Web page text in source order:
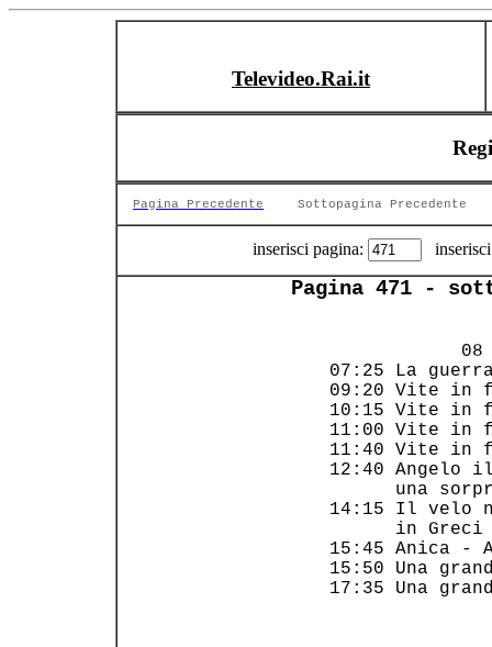
Televideo.Rai.it
Pagina Precedente Sottopagina Precedente
inserisci pagina:
Pagina 471 -
07:25 La
09:20 Vite
10:15 Vite in
11:00 Vite in
11:40 Vite
12:40
14:15 Il velo
15:45 Anica -
15:50 Una
17:35 Una